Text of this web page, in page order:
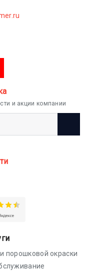
и акции компании
порошковой окраски